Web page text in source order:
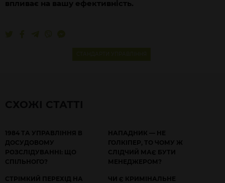
впливає на вашу ефективність.
1984 ТА УПРАВЛІННЯ В
ДОСУДОВОМУ
РОЗСЛІДУВАННІ: ЩО
СПІЛЬНОГО?
НАПАДНИК — НЕ
ГОЛКІПЕР, ТО ЧОМУ Ж
СЛІДЧИЙ МАЄ БУТИ
МЕНЕДЖЕРОМ?
СТРІМКИЙ ПЕРЕХІД НА
ЧИ Є КРИМІНАЛЬНЕ